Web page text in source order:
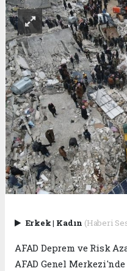
Erkek| Kadın (Haberi
AFAD Deprem ve Risk
AFAD Genel